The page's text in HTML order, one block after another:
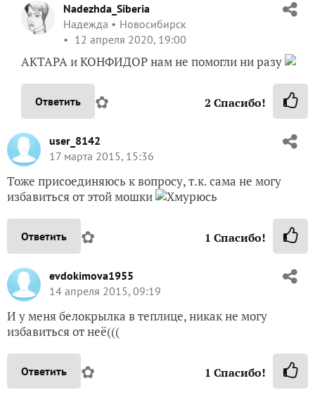
Nadezhda_Siberia
Надежда
Новосибирск
12 апреля 2020, 19:00
АКТАРА и КОНФИДОР нам не помогли ни разу
Ответить ✿ 2 Спасибо!
user_8142
17 марта 2015, 15:36
Тоже присоединяюсь к вопросу, т.к. сама не могу
избавиться от этой мошки
Ответить ✿ 1 Спасибо!
evdokimova1955
14 апреля 2015, 09:19
И у меня белокрылка в теплице, никак не могу
избавиться от неё(((
Ответить ✿ 1 Спасибо!